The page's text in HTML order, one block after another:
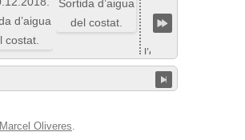
Marcel Oliveres.